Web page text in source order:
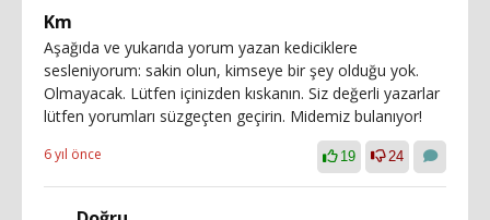
Km
Aşağıda ve yukarıda yorum yazan kediciklere
sesleniyorum: sakin olun, kimseye bir şey olduğu yok.
Olmayacak. Lütfen içinizden kıskanın. Siz değerli yazarlar
lütfen yorumları süzgeçten geçirin. Midemiz bulanıyor!
6 yıl önce 19 24